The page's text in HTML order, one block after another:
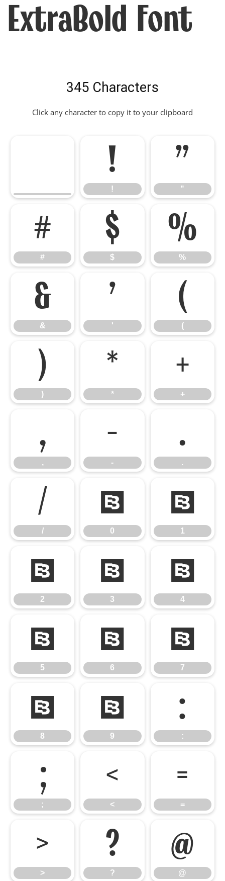
ExtraBold Font
345 Characters
Click any character to copy it to your clipboard
!
!
"
"
#
#
$
$
%
%
&
&
'
'
(
(
)
)
*
*
+
+
,
,
-
-
.
.
/
/
0
0
1
1
2
2
3
3
4
4
5
5
6
6
7
7
8
8
9
9
:
:
;
;
<
<
=
=
>
>
?
?
@
@